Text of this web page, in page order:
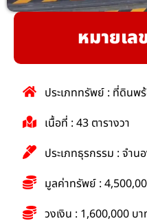
หมายเ
ประเภททรัพย์ : ที่ดินพ
เนื้อที่ : 43 ตารางวา
ประเภทธุรกรรม : จำน
มูลค่าทรัพย์ :
วงเงิน : 1,600,000 บา